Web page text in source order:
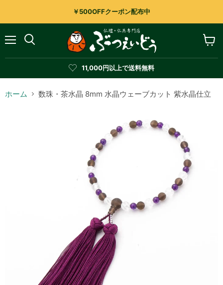
￥500OFFクーポン配布中
索
11,000円以上で送料無料
ー
見
る
ホーム 数珠・茶水晶 8mm 水晶ウェーブカット 紫水晶仕立